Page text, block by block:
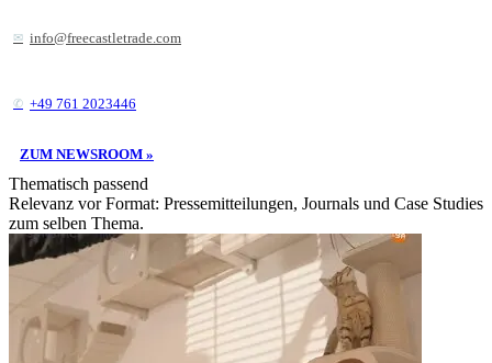
info@freecastletrade.com
+49 761 2023446
ZUM NEWSROOM »
Thematisch passend
Relevanz vor Format: Pressemitteilungen, Journals und Case Studies
zum selben Thema.